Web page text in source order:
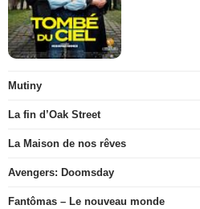
Mutiny
La fin d’Oak Street
La Maison de nos rêves
Avengers: Doomsday
Fantômas – Le nouveau monde